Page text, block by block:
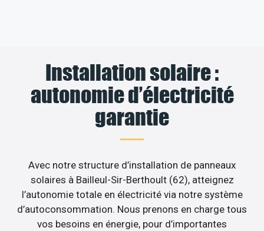
Installation solaire :
autonomie d’électricité
garantie
Avec notre structure d’installation de panneaux
solaires à Bailleul-Sir-Berthoult (62), atteignez
l’autonomie totale en électricité via notre système
d’autoconsommation. Nous prenons en charge tous
vos besoins en énergie, pour d’importantes